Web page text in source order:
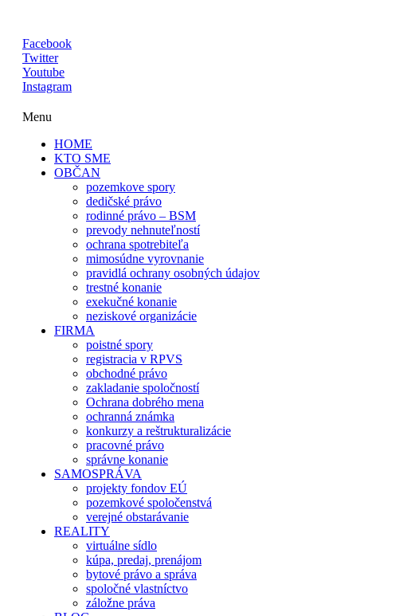
Facebook
Twitter
Youtube
Instagram
Menu
HOME
KTO SME
OBČAN
pozemkove spory
dedičské právo
rodinné právo – BSM
prevody nehnuteľností
ochrana spotrebiteľa
mimosúdne vyrovnanie
pravidlá ochrany osobných údajov
trestné konanie
exekučné konanie
neziskové organizácie
FIRMA
poistné spory
registracia v RPVS
obchodné právo
zakladanie spoločností
Ochrana dobrého mena
ochranná známka
konkurzy a reštrukturalizácie
pracovné právo
správne konanie
SAMOSPRÁVA
projekty fondov EÚ
pozemkové spoločenstvá
verejné obstarávanie
REALITY
virtuálne sídlo
kúpa, predaj, prenájom
bytové právo a správa
spoločné vlastníctvo
záložne práva